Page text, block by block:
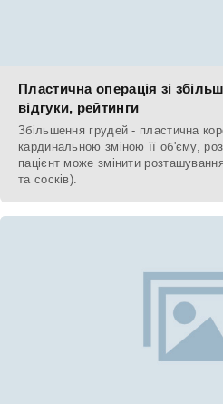
Пластична операція зі
відгуки, рейтинги
Збільшення грудей - пластична
кардинальною зміною її об'єму,
пацієнт може змінити
та сосків).